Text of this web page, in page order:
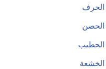
الحرف
الحصن
الحطيب
الخشعة